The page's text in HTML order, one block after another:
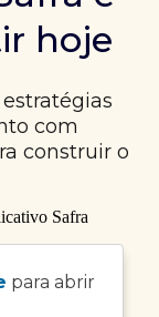
hoje
com
construir o
para abrir